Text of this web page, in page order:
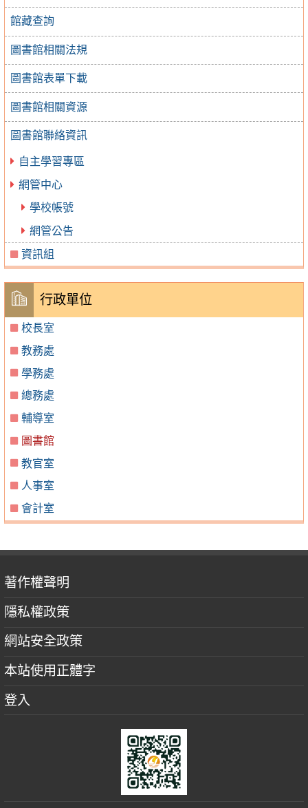
館藏查詢
圖書館相關法規
圖書館表單下載
圖書館相關資源
圖書館聯絡資訊
自主學習專區
網管中心
學校帳號
網管公告
資訊組
行政單位
校長室
教務處
學務處
總務處
輔導室
圖書館
教官室
人事室
會計室
著作權聲明
隱私權政策
網站安全政策
本站使用正體字
登入